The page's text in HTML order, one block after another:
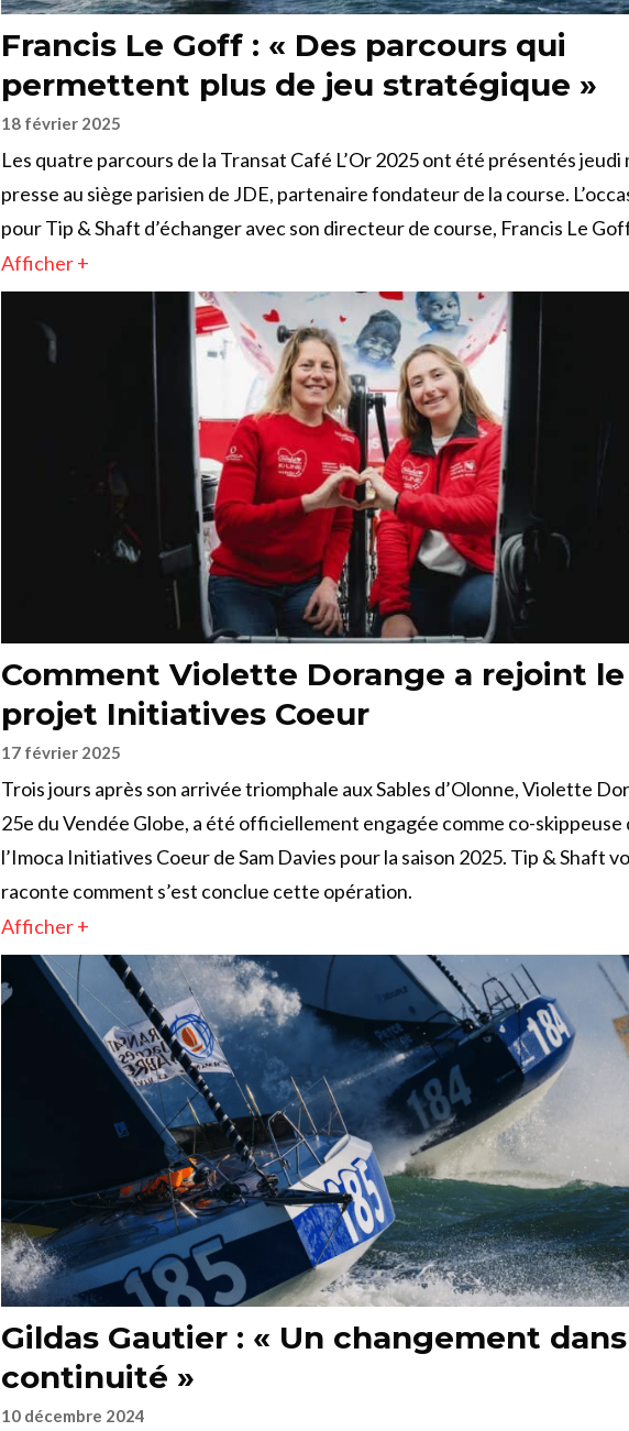
Francis Le Goff : « Des parcours qui
permettent plus de jeu stratégique »
18 février 2025
Les quatre parcours de la Transat Café L’Or 2025 ont été présentés jeudi
presse au siège parisien de JDE, partenaire fondateur de la course.
pour Tip & Shaft d’échanger avec son directeur de course, Francis Le
Afficher +
Comment Violette Dorange a rejoint le
projet Initiatives Coeur
17 février 2025
Trois jours après son arrivée triomphale aux Sables d’Olonne, Violette
25e du Vendée Globe, a été officiellement engagée comme co-skippeuse
l’Imoca Initiatives Coeur de Sam Davies pour la saison 2025. Tip & Shaft
raconte comment s’est conclue cette opération.
Afficher +
Gildas Gautier : « Un changement
continuité »
10 décembre 2024